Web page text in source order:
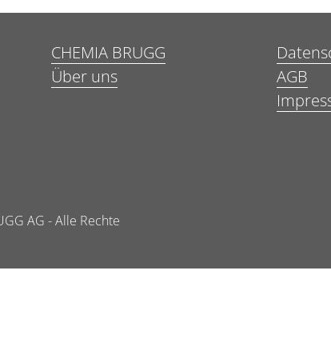
CHEMIA BRUGG
Über uns
AGB
AG - Alle Rechte